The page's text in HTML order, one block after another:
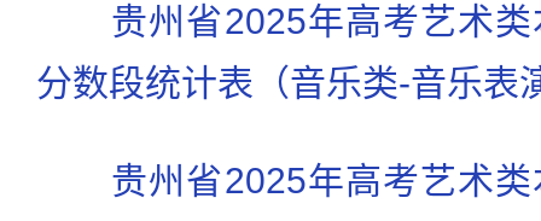
贵州省2025年高考艺术
分数段统计表（音乐类-音乐表
贵州省2025年高考艺术